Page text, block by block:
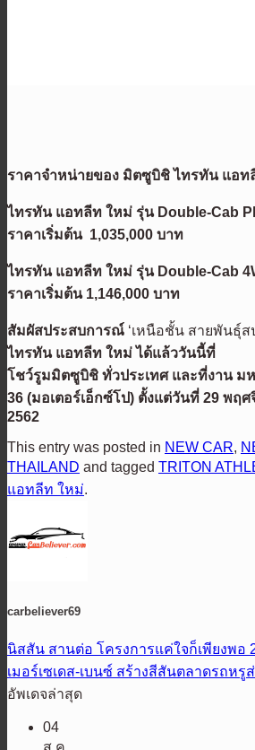
ราคาจำหน่ายของ มิตซูบิชิ ไทรทัน แอท
ไทรทัน แอทลีท ใหม่ รุ่น Double-Cab P
ราคาเริ่มต้น 1,035,000 บาท
ไทรทัน แอทลีท ใหม่ รุ่น Double-Cab
ราคาเริ่มต้น 1,146,000 บาท
สัมผัสประสบการณ์ ‘เหนือชั้น สายพันธุ์ส
ไทรทัน แอทลีท ใหม่ ได้แล้ววันนี้ที่
โชว์รูมมิตซูบิชิ ทั่วประเทศ และที่งาน ม
36 (มอเตอร์เอ็กซ์โป) ตั้งแต่วันที่ 29 พฤ
2562
This entry was posted in NEW CAR,
THAILAND and tagged TRITON
แอทลีท ใหม่.
carbeliever69
นิสสัน สานต่อ โครงการแค่ใจก็เพียงพอ
เมอร์เซเดส-เบนซ์ สร้างสีสันตลาดรถหรู
อัพเดจล่าสุด
04